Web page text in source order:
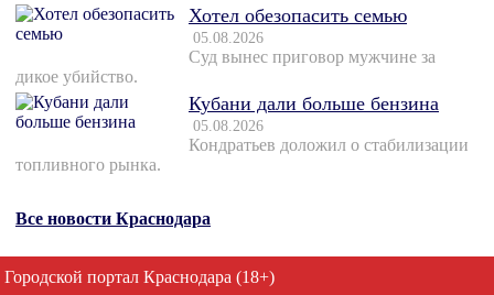
Хотел обезопасить семью
05.08.2026
Суд вынес приговор мужчине за
дикое убийство.
Кубани дали больше бензина
05.08.2026
Кондратьев доложил о стабилизации
топливного рынка.
Все новости Краснодара
Городской портал Краснодара (18+)